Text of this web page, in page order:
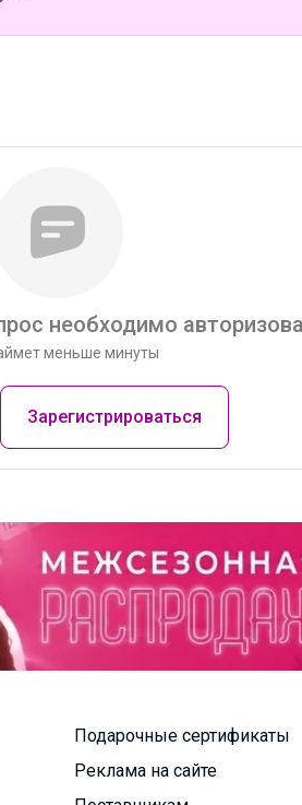
необходимо
меньше минуты
Зарегистрироваться
Подарочные сертификаты
Реклама на сайте